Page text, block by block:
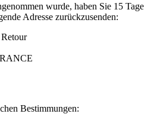
wurde, haben Sie 15 Tage
Adresse zurückzusenden:
Bestimmungen: